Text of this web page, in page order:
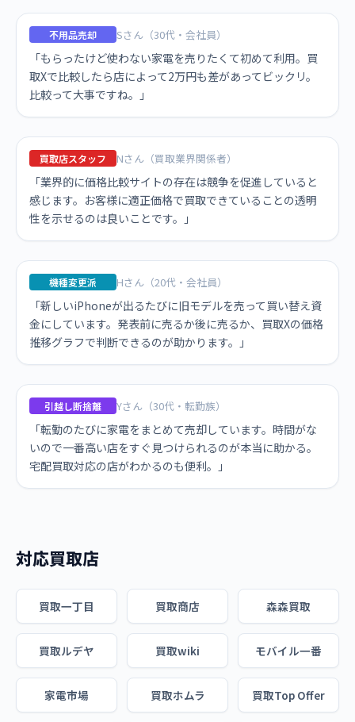
不用品売却 Sさん（30代・会社員）
「もらったけど使わない家電を売りたくて初めて利用。買
取Xで比較したら店によって2万円も差があってビックリ。
比較って大事ですね。」
買取店スタッフ Nさん（買取業界関係者）
「業界的に価格比較サイトの存在は競争を促進していると
感じます。お客様に適正価格で買取できていることの透明
性を示せるのは良いことです。」
機種変更派 Hさん（20代・会社員）
「新しいiPhoneが出るたびに旧モデルを売って買い替え資
金にしています。発表前に売るか後に売るか、買取Xの価格
推移グラフで判断できるのが助かります。」
引越し断捨離 Yさん（30代・転勤族）
「転勤のたびに家電をまとめて売却しています。時間がな
いので一番高い店をすぐ見つけられるのが本当に助かる。
宅配買取対応の店がわかるのも便利。」
対応買取店
買取一丁目 買取商店 森森買取
買取ルデヤ 買取wiki モバイル一番
家電市場 買取ホムラ 買取Top Offer